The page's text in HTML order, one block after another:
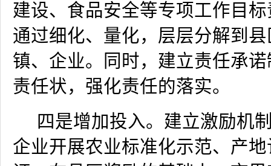
建设、食品安全等专项工作目
通过细化、量化，层层分解到
镇、企业。同时，建立责任承
责任状，强化责任的落实。
四是增加投入。建立激励机
企业开展农业标准化示范、产地